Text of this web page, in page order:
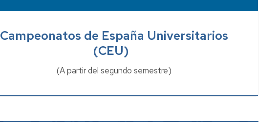
Campeonatos de España Universitarios
(CEU)
(A partir del segundo semestre)